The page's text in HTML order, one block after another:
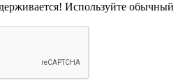
Используйте обычный